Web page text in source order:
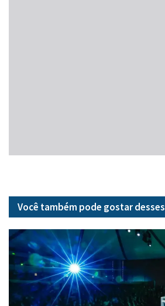
Você também pode gostar desses